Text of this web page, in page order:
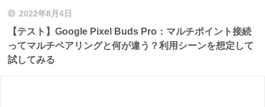
2022年8月4日
【テスト】Google Pixel Buds Pro：マルチポイント接続
ってマルチペアリングと何が違う？利用シーンを想定して
試してみる